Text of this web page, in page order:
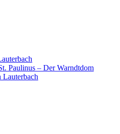
Paulinus – Der Warndtdom
Lauterbach